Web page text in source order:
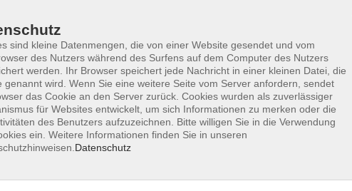
sind kleine Datenmengen, die von einer Website gesendet und vom
des Nutzers während des Surfens auf dem Computer des Nutzers
werden. Ihr Browser speichert jede Nachricht in einer kleinen Datei, die
genannt wird. Wenn Sie eine weitere Seite vom Server anfordern, sendet
das Cookie an den Server zurück. Cookies wurden als zuverlässiger
für Websites entwickelt, um sich Informationen zu merken oder die
des Benutzers aufzuzeichnen. Bitte willigen Sie in die Verwendung
ein. Weitere Informationen finden Sie in unseren
Datenschutz